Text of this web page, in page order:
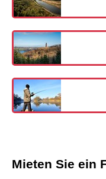
Mieten Sie ein